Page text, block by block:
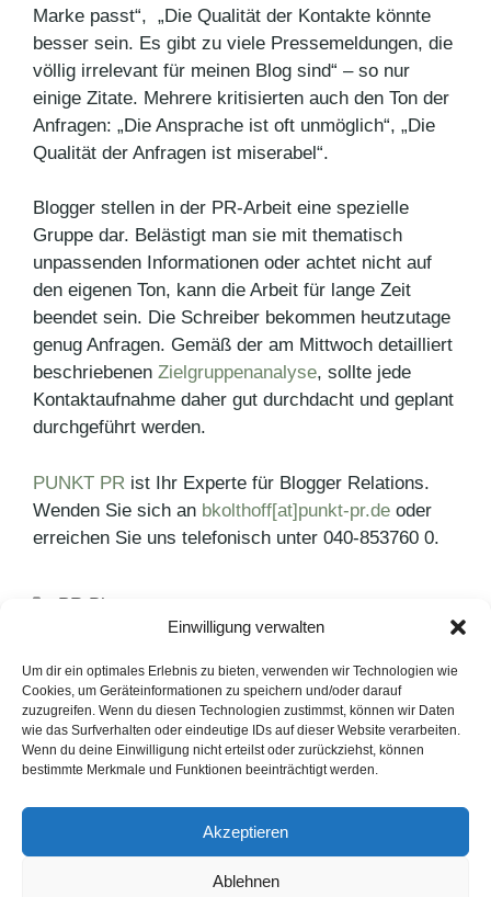
Einwilligung verwalten
Um dir ein optimales Erlebnis zu bieten, verwenden wir Technologien wie
Cookies, um Geräteinformationen zu speichern und/oder darauf
zuzugreifen. Wenn du diesen Technologien zustimmst, können wir Daten
wie das Surfverhalten oder eindeutige IDs auf dieser Website verarbeiten.
Wenn du deine Einwilligung nicht erteilst oder zurückziehst, können
bestimmte Merkmale und Funktionen beeinträchtigt werden.
Akzeptieren
Ablehnen
Marke passt“, „Die Qualität der Kontakte könnte
besser sein. Es gibt zu viele Pressemeldungen, die
völlig irrelevant für meinen Blog sind“ – so nur
einige Zitate. Mehrere kritisierten auch den Ton der
Anfragen: „Die Ansprache ist oft unmöglich“, „Die
Qualität der Anfragen ist miserabel“.
Blogger stellen in der PR-Arbeit eine spezielle
Gruppe dar. Belästigt man sie mit thematisch
unpassenden Informationen oder achtet nicht auf
den eigenen Ton, kann die Arbeit für lange Zeit
beendet sein. Die Schreiber bekommen heutzutage
genug Anfragen. Gemäß der am Mittwoch detailliert
beschriebenen Zielgruppenanalyse, sollte jede
Kontaktaufnahme daher gut durchdacht und geplant
durchgeführt werden.
PUNKT PR ist Ihr Experte für Blogger Relations.
Wenden Sie sich an bkolthoff[at]punkt-pr.de oder
erreichen Sie uns telefonisch unter 040-853760 0.
Kategorien
PR Blog
Social Media
Blogger Relations: Zielgruppenbestimmung
entscheidend
Social Media: Die perfekte Länge